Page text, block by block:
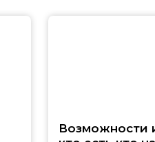
Возможности